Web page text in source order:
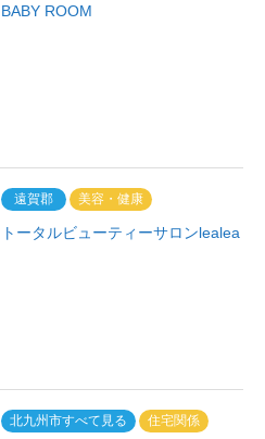
BABY ROOM
遠賀郡 美容・健康
トータルビューティーサロンlealea
北九州市すべて見る 住宅関係